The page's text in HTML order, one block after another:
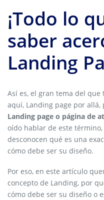
¡Todo lo
saber
Landing
Así es, el gran tema del
aquí, Landing page por allá,
Landing page o página de
oído hablar de este
desconocen qué es una
cómo debe ser su diseño.
Por eso, en este artículo
concepto de Landing, por
cómo debe ser su diseño o